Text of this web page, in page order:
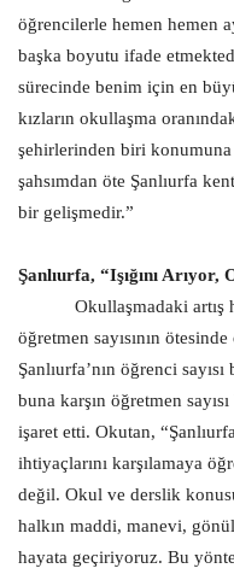
öğrencilerle hemen hemen
başka boyutu ifade
sürecinde benim için en
kızların okullaşma
şehirlerinden biri
şahsımdan öte Şanlıurfa
bir gelişmedir.”
Şanlıurfa, “Işığını Arıyor,
Okullaşmadaki artış
öğretmen sayısının
Şanlıurfa’nın öğrenci
buna karşın öğretmen
işaret etti. Okutan,
ihtiyaçlarını karşılamaya
değil. Okul ve derslik
halkın maddi, manevi,
hayata geçiriyoruz. Bu